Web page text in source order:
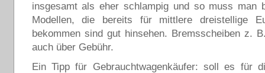
insgesamt als eher schlampig und so muss man
Modellen, die bereits für mittlere dreistellige
bekommen sind gut hinsehen. Bremsscheiben z.
auch über Gebühr.
Ein Tipp für Gebrauchtwagenkäufer: soll es für